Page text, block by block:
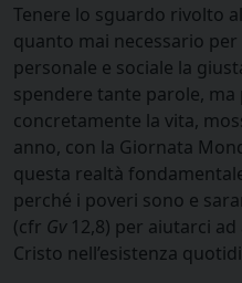
Tenere lo sguardo rivolto
quanto mai necessario
personale e sociale la
spendere tante parole,
concretamente la vita,
anno, con la Giornata
questa realtà
perché i poveri sono e
(cfr Gv12,8) per aiutarci
Cristo nell’esistenza